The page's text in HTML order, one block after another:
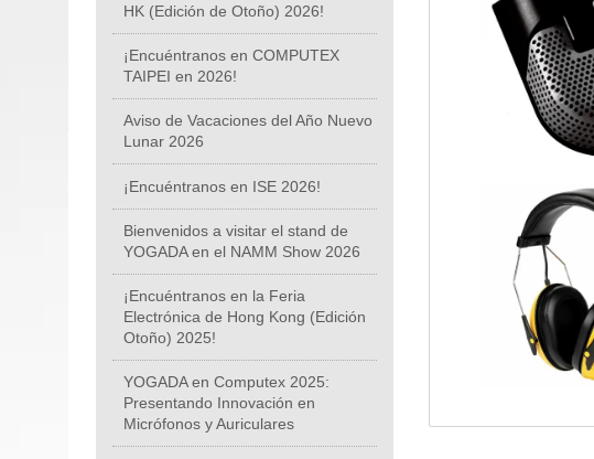
HK (Edición de Otoño) 2026!
¡Encuéntranos en COMPUTEX
TAIPEI en 2026!
Aviso de Vacaciones del Año Nuevo
Lunar 2026
¡Encuéntranos en ISE 2026!
Bienvenidos a visitar el stand de
YOGADA en el NAMM Show 2026
¡Encuéntranos en la Feria
Electrónica de Hong Kong (Edición
Otoño) 2025!
YOGADA en Computex 2025:
Presentando Innovación en
Micrófonos y Auriculares